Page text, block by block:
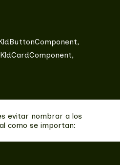
KldButtonComponent,
evitar nombrar a los
como se importan: